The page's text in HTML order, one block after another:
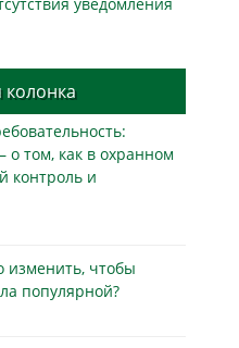
колонка
том, как в охранном
контроль и
чтобы
популярной?